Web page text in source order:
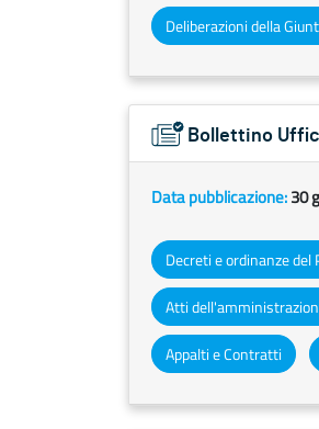
Deliberazioni della
Bollettino
Data pubblicazione:30
Appalti e Contratti